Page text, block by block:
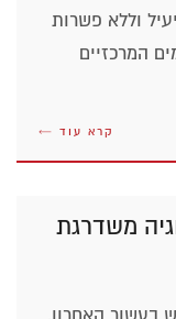
וללא פשרות
המרכזיים
קרא עוד ←
משדרגת